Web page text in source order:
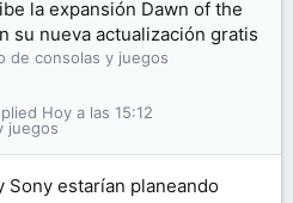
la expansión Dawn of the
su nueva actualización gratis
de consolas y juegos
juegos
Hoy a las 15:12
Sony estarían planeando